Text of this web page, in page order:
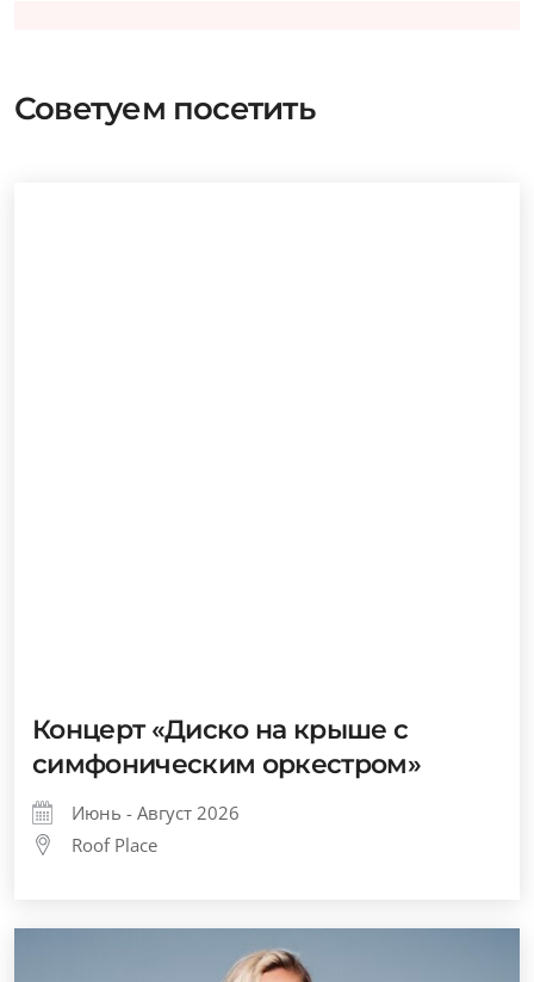
Советуем посетить
Концерт «Диско на крыше с
симфоническим оркестром»
Июнь - Август 2026
Roof Place